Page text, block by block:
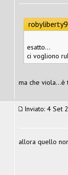
esatto...
ci vogliono
ma che
Inviato: 4 Set
allora quello